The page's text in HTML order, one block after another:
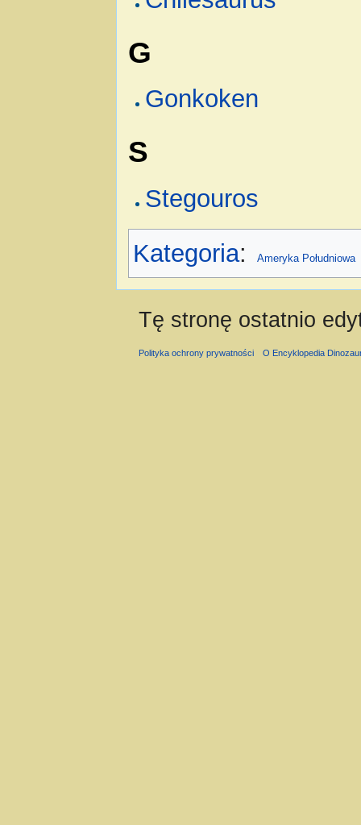
G
Gonkoken
S
Stegouros
Kategoria: Ameryka Południowa
Tę stronę ostatnio
Polityka ochrony prywatności O Encyklopedia